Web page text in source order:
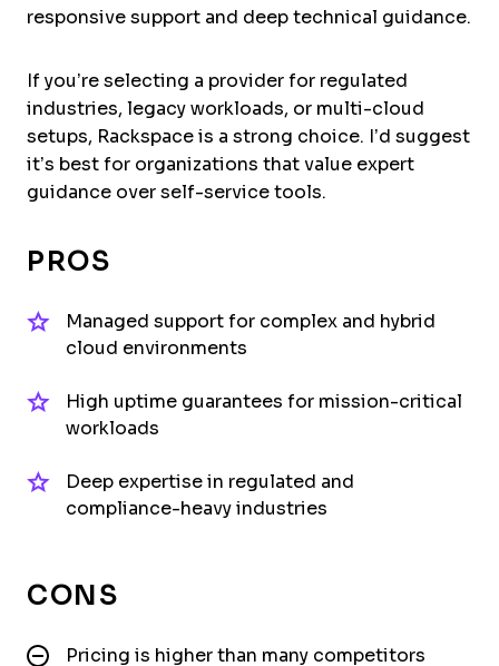
responsive support and deep technical guidance.
If you’re selecting a provider for regulated
industries, legacy workloads, or multi-cloud
setups, Rackspace is a strong choice. I’d suggest
it’s best for organizations that value expert
guidance over self-service tools.
PROS
Managed support for complex and hybrid
cloud environments
High uptime guarantees for mission-critical
workloads
Deep expertise in regulated and
compliance-heavy industries
CONS
Pricing is higher than many competitors